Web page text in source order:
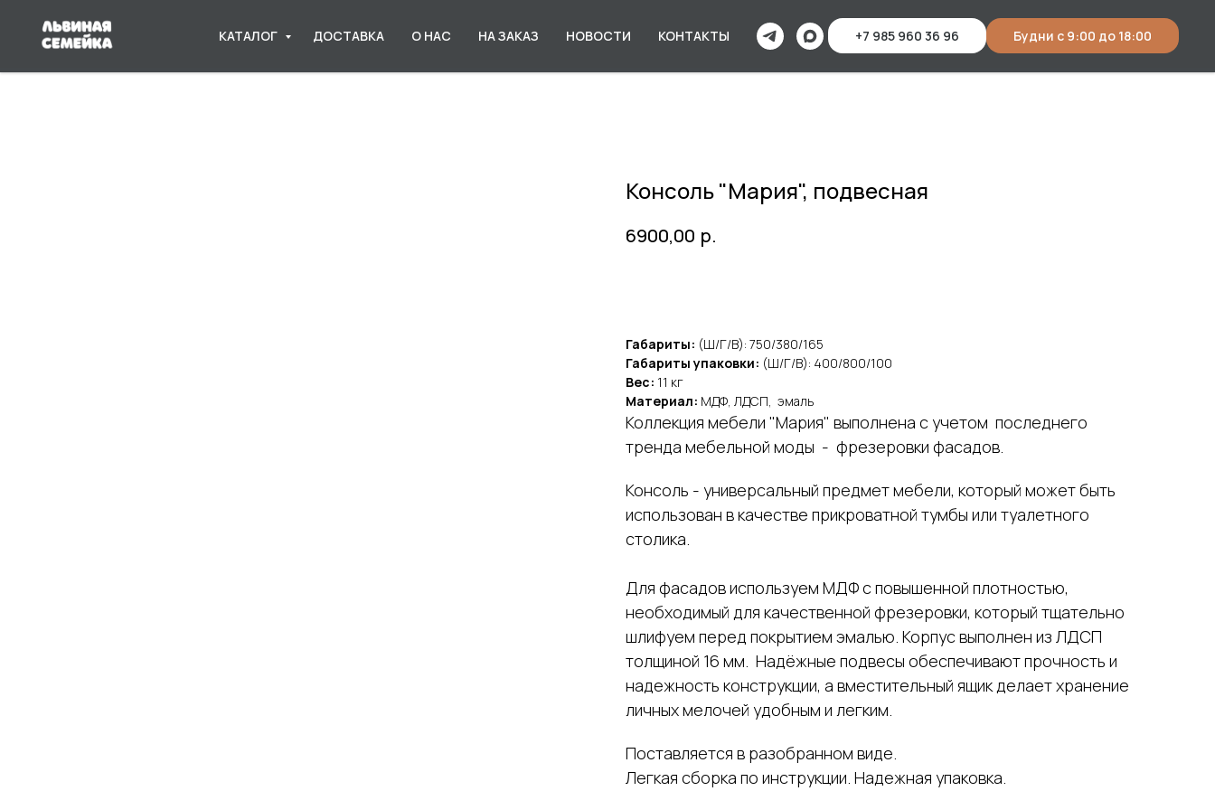
КАТАЛОГ ДОСТАВКА О НАС НА ЗАКАЗ НОВОСТИ КОНТАКТЫ +7 985 960 36 96 Будни с 9:00 до 18:00
Консоль "Мария", подвесная
6900,00 р.
Габариты: (Ш/Г/В): 750/380/165
Габариты упаковки: (Ш/Г/В): 400/800/100
Вес: 11 кг
Материал: МДФ, ЛДСП, эмаль
Коллекция мебели "Мария" выполнена с учетом последнего
тренда мебельной моды - фрезеровки фасадов.
Консоль - универсальный предмет мебели, который может быть
использован в качестве прикроватной тумбы или туалетного
столика.
Для фасадов используем МДФ с повышенной плотностью,
необходимый для качественной фрезеровки, который тщательно
шлифуем перед покрытием эмалью. Корпус выполнен из ЛДСП
толщиной 16 мм. Надёжные подвесы обеспечивают прочность и
надежность конструкции, а вместительный ящик делает хранение
личных мелочей удобным и легким.
Поставляется в разобранном виде.
Легкая сборка по инструкции. Надежная упаковка.